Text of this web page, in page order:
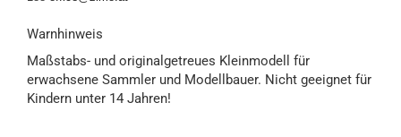
Warnhinweis
Maßstabs- und originalgetreues Kleinmodell für
erwachsene Sammler und Modellbauer. Nicht geeignet für
Kindern unter 14 Jahren!